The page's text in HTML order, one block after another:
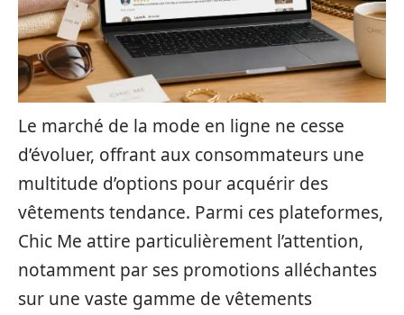
Le marché de la mode en ligne ne cesse
d’évoluer, offrant aux consommateurs une
multitude d’options pour acquérir des
vêtements tendance. Parmi ces plateformes,
Chic Me attire particulièrement l’attention,
notamment par ses promotions alléchantes
sur une vaste gamme de vêtements